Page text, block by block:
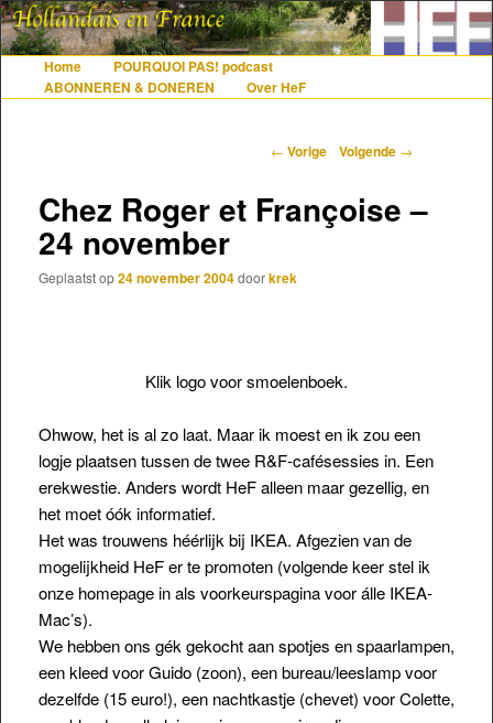
De gezelligste website voor Nederlanders die iets met Frankrijk hebben
HoofdmenuSpring naar de primaire inhoud
Spring naar de secundaire inhoud
Home
POURQUOI PAS! podcast
ABONNEREN & DONEREN
Over HeF
Berichtnavigatie
← Vorige Volgende →
Chez Roger et Françoise –
24 november
Geplaatst op24 november 2004doorkrek
Klik logo voor smoelenboek.
Ohwow, het is al zo laat. Maar ik moest en ik zou een
logje plaatsen tussen de twee R&F-cafésessies in. Een
erekwestie. Anders wordt HeF alleen maar gezellig, en
het moet óók informatief.
Het was trouwens héérlijk bij IKEA. Afgezien van de
mogelijkheid HeF er te promoten (volgende keer stel ik
onze homepage in als voorkeurspagina voor álle IKEA-
Mac’s).
We hebben ons gék gekocht aan spotjes en spaarlampen,
een kleed voor Guido (zoon), een bureau/leeslamp voor
dezelfde (15 euro!), een nachtkastje (chevet) voor Colette,